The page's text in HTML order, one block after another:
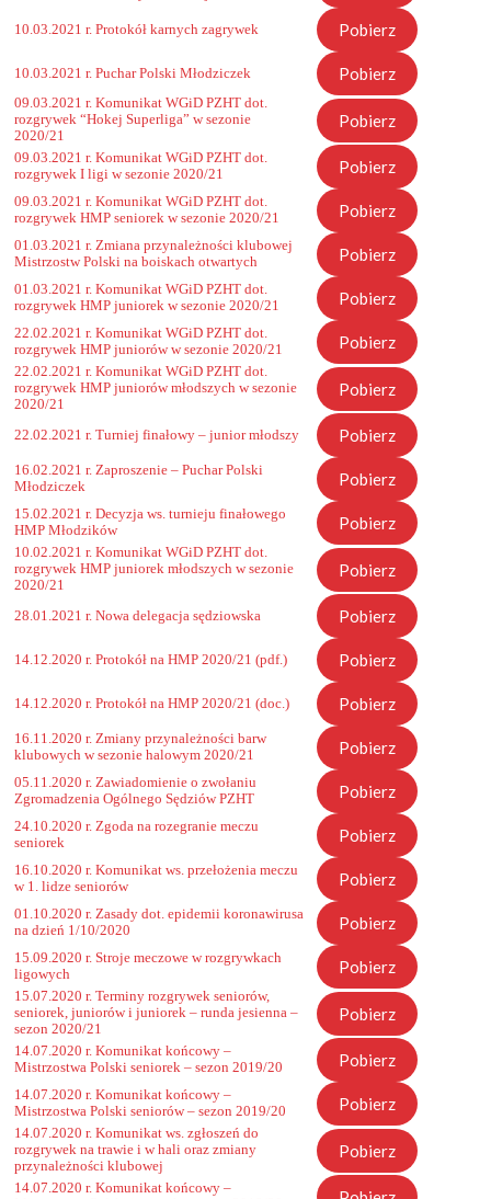
10.03.2021 r. Protokół karnych zagrywek Pobierz
10.03.2021 r. Puchar Polski Młodziczek Pobierz
09.03.2021 r. Komunikat WGiD PZHT dot.
rozgrywek “Hokej Superliga” w sezonie
2020/21
Pobierz
09.03.2021 r. Komunikat WGiD PZHT dot.
rozgrywek I ligi w sezonie 2020/21
Pobierz
09.03.2021 r. Komunikat WGiD PZHT dot.
rozgrywek HMP seniorek w sezonie 2020/21
Pobierz
01.03.2021 r. Zmiana przynależności klubowej
Mistrzostw Polski na boiskach otwartych
Pobierz
01.03.2021 r. Komunikat WGiD PZHT dot.
rozgrywek HMP juniorek w sezonie 2020/21
Pobierz
22.02.2021 r. Komunikat WGiD PZHT dot.
rozgrywek HMP juniorów w sezonie 2020/21
Pobierz
22.02.2021 r. Komunikat WGiD PZHT dot.
rozgrywek HMP juniorów młodszych w sezonie
2020/21
Pobierz
22.02.2021 r. Turniej finałowy – junior młodszy Pobierz
16.02.2021 r. Zaproszenie – Puchar Polski
Młodziczek
Pobierz
15.02.2021 r. Decyzja ws. turnieju finałowego
HMP Młodzików
Pobierz
10.02.2021 r. Komunikat WGiD PZHT dot.
rozgrywek HMP juniorek młodszych w sezonie
2020/21
Pobierz
28.01.2021 r. Nowa delegacja sędziowska Pobierz
14.12.2020 r. Protokół na HMP 2020/21 (pdf.) Pobierz
14.12.2020 r. Protokół na HMP 2020/21 (doc.) Pobierz
16.11.2020 r. Zmiany przynależności barw
klubowych w sezonie halowym 2020/21
Pobierz
05.11.2020 r. Zawiadomienie o zwołaniu
Zgromadzenia Ogólnego Sędziów PZHT
Pobierz
24.10.2020 r. Zgoda na rozegranie meczu
seniorek
Pobierz
16.10.2020 r. Komunikat ws. przełożenia meczu
w 1. lidze seniorów
Pobierz
01.10.2020 r. Zasady dot. epidemii koronawirusa
na dzień 1/10/2020
Pobierz
15.09.2020 r. Stroje meczowe w rozgrywkach
ligowych
Pobierz
15.07.2020 r. Terminy rozgrywek seniorów,
seniorek, juniorów i juniorek – runda jesienna –
sezon 2020/21
Pobierz
14.07.2020 r. Komunikat końcowy –
Mistrzostwa Polski seniorek – sezon 2019/20
Pobierz
14.07.2020 r. Komunikat końcowy –
Mistrzostwa Polski seniorów – sezon 2019/20
Pobierz
14.07.2020 r. Komunikat ws. zgłoszeń do
rozgrywek na trawie i w hali oraz zmiany
przynależności klubowej
Pobierz
14.07.2020 r. Komunikat końcowy –